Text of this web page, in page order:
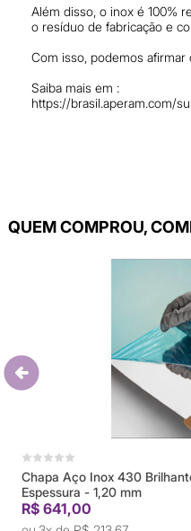
Além disso, o inox é 100%
o resíduo de fabricação e
Com isso, podemos
Saiba mais em :
https://brasil.aperam.com/
QUEM COMPROU,
2000 mm,
Chapa
Espessura